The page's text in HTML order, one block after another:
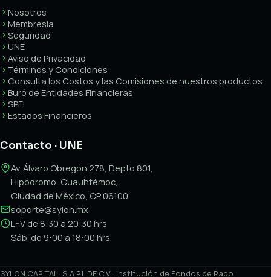
Nosotros
Membresía
Seguridad
UNE
Aviso de Privacidad
Términos y Condiciones
Consulta los Costos y las Comisiones de nuestros productos
Buró de Entidades Financieras
SPEI
Estados Financieros
Contacto · UNE
Av. Álvaro Obregón 278, Depto 801,
Hipódromo, Cuauhtémoc,
Ciudad de México, CP 06100
soporte@sylon.mx
L–V de 8:30 a 20:30 hrs
Sáb. de 9:00 a 18:00 hrs
SYLON CAPITAL, S.A.P.I. DE C.V., Institución de Fondos de Pago